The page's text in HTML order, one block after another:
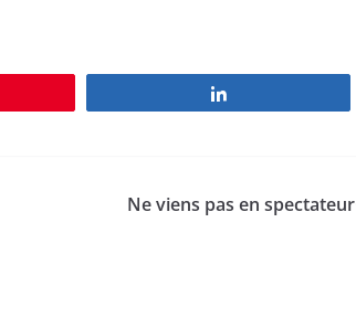
Ne viens pas en spectateur